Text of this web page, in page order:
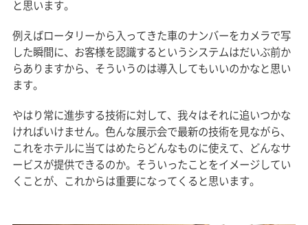
と思います。
例えばロータリーから入ってきた車のナンバーをカメラで写
した瞬間に、お客様を認識するというシステムはだいぶ前か
らありますから、そういうのは導入してもいいのかなと思い
ます。
やはり常に進歩する技術に対して、我々はそれに追いつかな
ければいけません。色んな展示会で最新の技術を見ながら、
これをホテルに当てはめたらどんなものに使えて、どんなサ
ービスが提供できるのか。そういったことをイメージしてい
くことが、これからは重要になってくると思います。